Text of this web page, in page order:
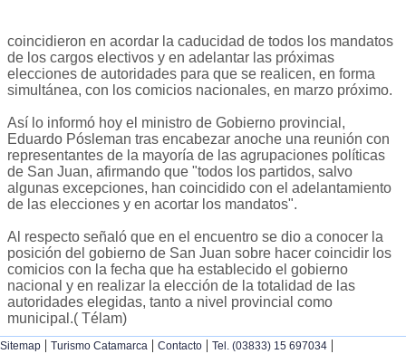
coincidieron en acordar la caducidad de todos los mandatos
de los cargos electivos y en adelantar las próximas
elecciones de autoridades para que se realicen, en forma
simultánea, con los comicios nacionales, en marzo próximo.
Así lo informó hoy el ministro de Gobierno provincial,
Eduardo Pósleman tras encabezar anoche una reunión con
representantes de la mayoría de las agrupaciones políticas
de San Juan, afirmando que "todos los partidos, salvo
algunas excepciones, han coincidido con el adelantamiento
de las elecciones y en acortar los mandatos".
Al respecto señaló que en el encuentro se dio a conocer la
posición del gobierno de San Juan sobre hacer coincidir los
comicios con la fecha que ha establecido el gobierno
nacional y en realizar la elección de la totalidad de las
autoridades elegidas, tanto a nivel provincial como
municipal.( Télam)
Sitemap | Turismo Catamarca | Contacto | Tel. (03833) 15 697034 |